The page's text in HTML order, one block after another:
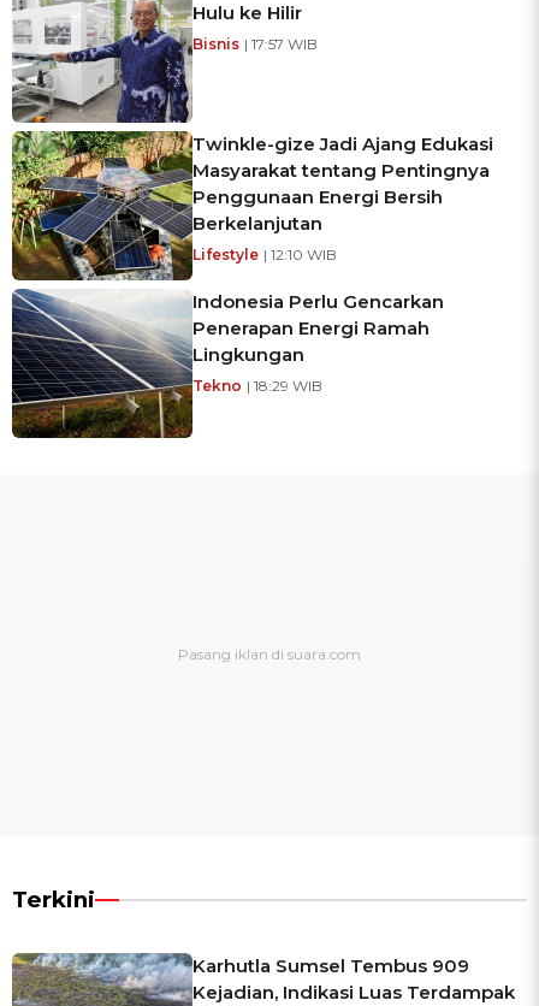
Hulu ke Hilir
Bisnis | 17:57 WIB
Twinkle-gize Jadi Ajang Edukasi
Masyarakat tentang Pentingnya
Penggunaan Energi Bersih
Berkelanjutan
Lifestyle | 12:10 WIB
Indonesia Perlu Gencarkan
Penerapan Energi Ramah
Lingkungan
Tekno | 18:29 WIB
Terkini
Karhutla Sumsel Tembus 909
Kejadian, Indikasi Luas Terdampak